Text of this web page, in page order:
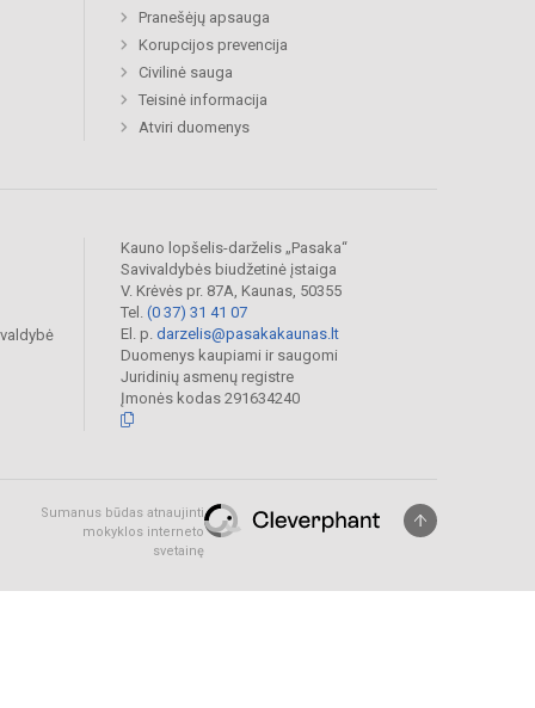
Pranešėjų apsauga
Korupcijos prevencija
Civilinė sauga
Teisinė informacija
Atviri duomenys
Kauno lopšelis-darželis „Pasaka“
Savivaldybės biudžetinė įstaiga
V. Krėvės pr. 87A, Kaunas, 50355
Tel. (0 37) 31 41 07
El. p. darzelis@pasakakaunas.lt
Duomenys kaupiami ir saugomi
Juridinių asmenų registre
Įmonės kodas 291634240
Sumanus būdas atnaujinti
mokyklos interneto
svetainę